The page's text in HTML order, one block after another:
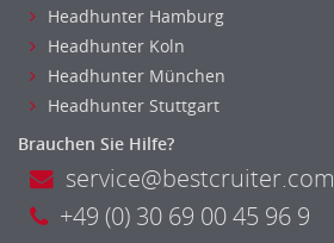
Headhunter Hamburg
Headhunter Koln
Headhunter München
Headhunter Stuttgart
Brauchen Sie Hilfe?
service@bestcruiter.com
+49 (0) 30 69 00 45 96 9